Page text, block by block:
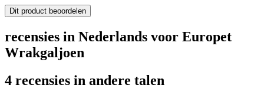
Dit product beoordelen
recensies in Nederlands voor Europet
Wrakgaljoen
4 recensies in andere talen